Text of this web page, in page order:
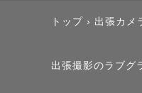
トップ › 出張カメ
出張撮影のラブグ